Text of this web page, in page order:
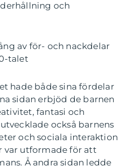
och
av för- och nackdelar
talet
hade både sina fördelar
sidan erbjöd de barnen
fantasi och
också barnens
och sociala interaktion
var utformade för att
Å andra sidan ledde